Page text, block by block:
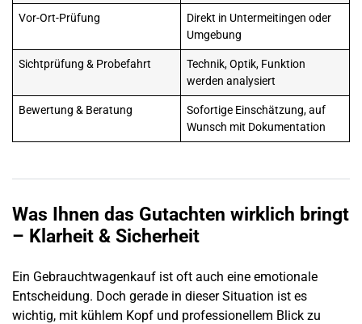
Vor-Ort-Prüfung Direkt in Untermeitingen oder
Umgebung
Sichtprüfung & Probefahrt
Technik, Optik, Funktion
werden analysiert
Bewertung & Beratung
Sofortige Einschätzung, auf
Wunsch mit Dokumentation
Was Ihnen das Gutachten wirklich bringt
– Klarheit & Sicherheit
Ein Gebrauchtwagenkauf ist oft auch eine emotionale
Entscheidung. Doch gerade in dieser Situation ist es
wichtig, mit kühlem Kopf und professionellem Blick zu